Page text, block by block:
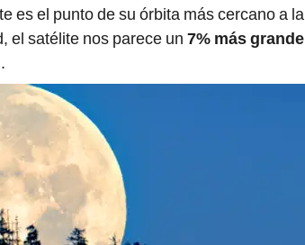
es el punto de su órbita más cercano a la
el satélite nos parece un 7% más grande